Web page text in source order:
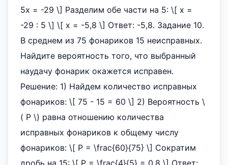
5x = -29 \] Разделим обе части на 5: \[ x =
-29 : 5 \] \[ x = -5,8 \] Ответ: -5,8. Задание 10.
В среднем из 75 фонариков 15 неисправных.
Найдите вероятность того, что выбранный
наудачу фонарик окажется исправен.
Решение: 1) Найдем количество исправных
фонариков: \[ 75 - 15 = 60 \] 2) Вероятность \
( P \) равна отношению количества
исправных фонариков к общему числу
фонариков: \[ P = \frac{60}{75} \] Сократим
дробь на 15: \[ P = \frac{4}{5} = 0,8 \] Ответ: